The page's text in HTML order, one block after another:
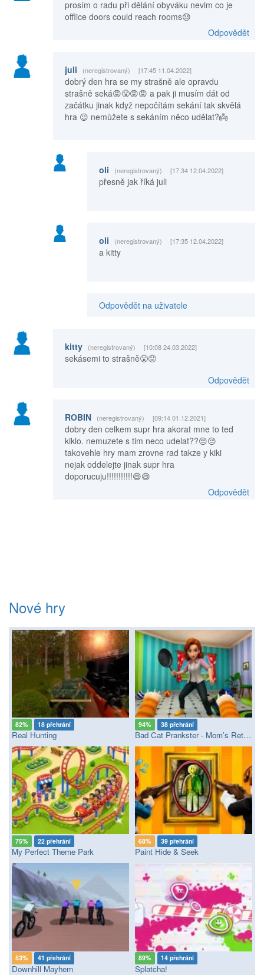
prosím o radu při dělání obyváku nevim co je
offlice doors could reach rooms😓
Odpovědět
juli (neregistrovaný) [17:45 11.04.2022]
dobrý den hra se my strašně ale opravdu
strašně seká😡😤😡😡 a pak ji musím dát od
začátku jinak když nepočítám sekání tak skvělá
hra 😉 nemůžete s sekáním něco udělat?👼
oli (neregistrovaný) [17:34 12.04.2022]
přesně jak říká juli
oli (neregistrovaný) [17:35 12.04.2022]
a kitty
Odpovědět na uživatele
kitty (neregistrovaný) [10:08 24.03.2022]
sekásemi to strašně😤😡
Odpovědět
ROBIN (neregistrovaný) [09:14 01.12.2021]
dobry den celkem supr hra akorat mne to ted
kiklo. nemuzete s tim neco udelat??😔😔
takovehle hry mam zrovne rad takze y kiki
nejak oddelejte jinak supr hra
doporucuju!!!!!!!!!!!😄😄
Odpovědět
Nové hry
82% 18 přehrání
Real Hunting
94% 38 přehrání
Bad Cat Prankster - Mom’s Return
75% 22 přehrání
My Perfect Theme Park
68% 39 přehrání
Paint Hide & Seek
53% 41 přehrání
Downhill Mayhem
89% 14 přehrání
Splatcha!